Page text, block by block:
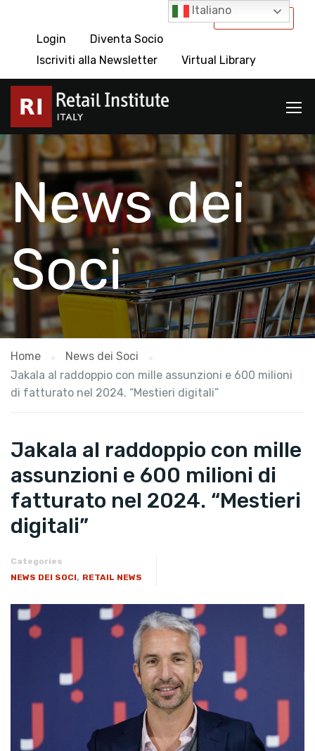
International
Login
Diventa Socio
Iscriviti alla Newsletter
Virtual Library
News dei
Soci
Home
News dei Soci
Jakala al raddoppio con mille assunzioni e 600 milioni
di fatturato nel 2024. “Mestieri digitali”
Jakala al raddoppio con mille
assunzioni e 600 milioni di
fatturato nel 2024. “Mestieri
digitali”
Categories
NEWS DEI SOCI, RETAIL NEWS
Italiano